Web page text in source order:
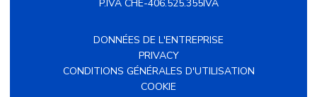
P.IVA CHE-406.525.355IVA
DONNÉES DE L'ENTREPRISE
PRIVACY
CONDITIONS GÉNÉRALES D'UTILISATION
COOKIE